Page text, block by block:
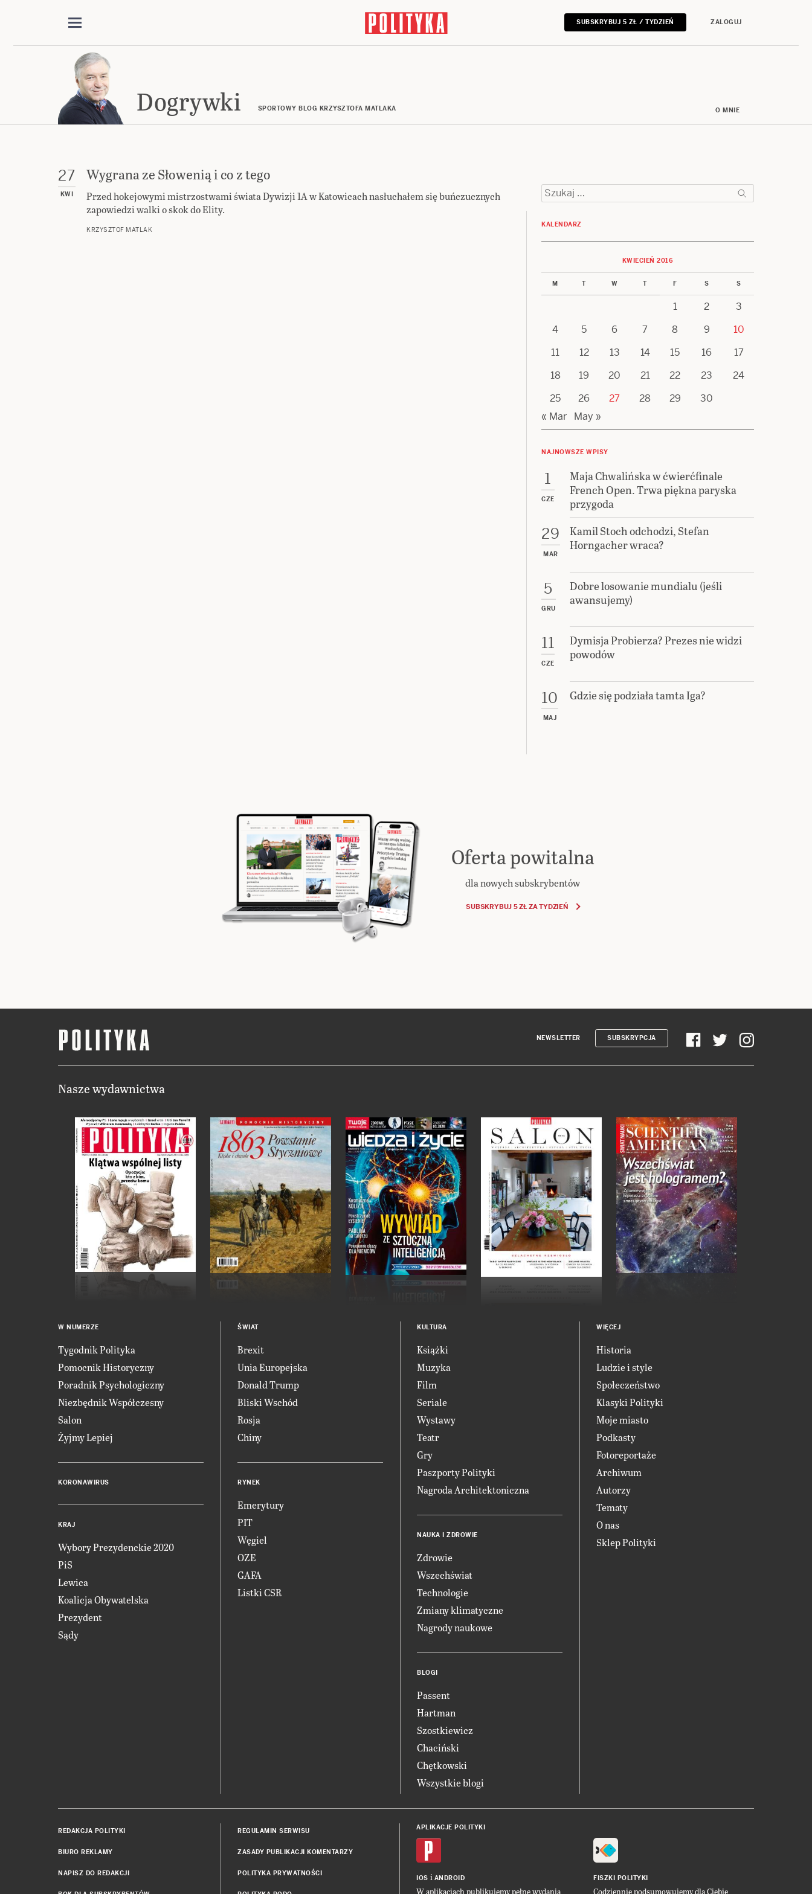
SUBSKRYBUJ 5 ZŁ / TYDZIEŃ ZALOGUJ
Dogrywki SPORTOWY BLOG KRZYSZTOFA MATLAKA O MNIE
27
KWI
Wygrana ze Słowenią i co z tego
Przed hokejowymi mistrzostwami świata Dywizji 1A w Katowicach nasłuchałem się buńczucznych
zapowiedzi walki o skok do Elity.
KRZYSZTOF MATLAK
Szukaj:
KALENDARZ
KWIECIEŃ 2016
M T W T F S S
1 2
3
4
5 6 7 8 9
10
11
12 13 14 15 16
17
18
19 20 21 22 23
24
25
26 27 28 29
30
« Mar
May »
NAJNOWSZE WPISY
1
CZE
Maja Chwalińska w ćwierćfinale
French Open. Trwa piękna paryska
przygoda
29
MAR
Kamil Stoch odchodzi, Stefan
Horngacher wraca?
5
GRU
Dobre losowanie mundialu (jeśli
awansujemy)
11
CZE
Dymisja Probierza? Prezes nie widzi
powodów
10
MAJ
Gdzie się podziała tamta Iga?
Oferta powitalna
dla nowych subskrybentów
SUBSKRYBUJ 5 ZŁ ZA TYDZIEŃ
NEWSLETTER SUBSKRYPCJA
Nasze wydawnictwa
W NUMERZE
Tygodnik Polityka
Pomocnik Historyczny
Poradnik Psychologiczny
Niezbędnik Współczesny
Salon
Żyjmy Lepiej
KORONAWIRUS
KRAJ
Wybory Prezydenckie 2020
PiS
Lewica
Koalicja Obywatelska
Prezydent
Sądy
ŚWIAT
Brexit
Unia Europejska
Donald Trump
Bliski Wschód
Rosja
Chiny
RYNEK
Emerytury
PIT
Węgiel
OZE
GAFA
Listki CSR
KULTURA
Książki
Muzyka
Film
Seriale
Wystawy
Teatr
Gry
Paszporty Polityki
Nagroda Architektoniczna
NAUKA I ZDROWIE
Zdrowie
Wszechświat
Technologie
Zmiany klimatyczne
Nagrody naukowe
BLOGI
Passent
Hartman
Szostkiewicz
Chaciński
Chętkowski
Wszystkie blogi
WIĘCEJ
Historia
Ludzie i style
Społeczeństwo
Klasyki Polityki
Moje miasto
Podkasty
Fotoreportaże
Archiwum
Autorzy
Tematy
O nas
Sklep Polityki
REDAKCJA POLITYKI
BIURO REKLAMY
NAPISZ DO REDAKCJI
REGULAMIN SERWISU
ZASADY PUBLIKACJI KOMENTARZY
POLITYKA PRYWATNOŚCI
APLIKACJE POLITYKI
IOS i ANDROID FISZKI POLITYKI